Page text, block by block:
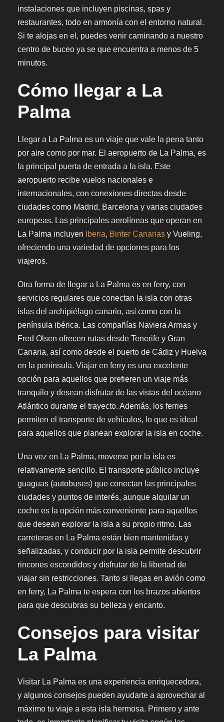
instalaciones que incluyen piscinas, spas y
restaurantes, todo en armonía con el entorno natural.
Si te alojas en el, puedes venir caminando a nuestro
centro de buceo ya se que encuentra a menos de 5
minutos.
Cómo llegar a La
Palma
Llegar a La Palma es un viaje que vale la pena tanto
por aire como por mar. El aeropuerto de La Palma, es
la principal puerta de entrada a la isla. Este
aeropuerto recibe vuelos nacionales e
internacionales, con conexiones directas desde
ciudades como Madrid, Barcelona y varias ciudades
europeas. Las principales aerolíneas que operan en
La Palma incluyen
Iberia, Binter Canarias y Vueling,
ofreciendo una variedad de opciones para los
viajeros.
Otra forma de llegar a La Palma es en ferry, con
servicios regulares que conectan la isla con otras
islas del archipiélago canario, así como con la
península ibérica. Las compañías Naviera Armas y
Fred Olsen ofrecen rutas desde Tenerife y Gran
Canaria, así como desde el puerto de Cádiz y Huelva
en la península. Viajar en ferry es una excelente
opción para aquellos que prefieren un viaje más
tranquilo y desean disfrutar de las vistas del océano
Atlántico durante el trayecto. Además, los ferries
permiten el transporte de vehículos, lo que es ideal
para aquellos que planean explorar la isla en coche.
Una vez en La Palma, moverse por la isla es
relativamente sencillo. El transporte público incluye
guaguas (autobuses) que conectan las principales
ciudades y puntos de interés, aunque alquilar un
coche es la opción más conveniente para aquellos
que desean explorar la isla a su propio ritmo. Las
carreteras en La Palma están bien mantenidas y
señalizadas, y conducir por la isla permite descubrir
rincones escondidos y disfrutar de la libertad de
viajar sin restricciones. Tanto si llegas en avión como
en ferry, La Palma te espera con los brazos abiertos
para que descubras su belleza y encanto.
Consejos para visitar
La Palma
Visitar La Palma es una experiencia enriquecedora,
y algunos consejos pueden ayudarte a aprovechar al
máximo tu viaje a esta isla hermosa. Primero y ante